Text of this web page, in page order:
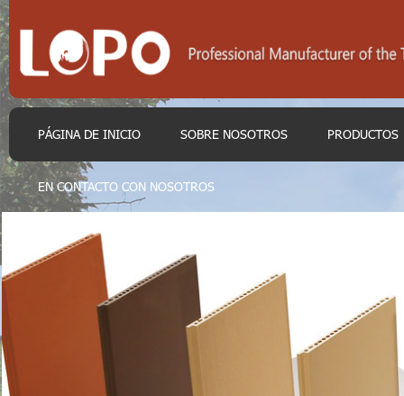
PÁGINA DE INICIO SOBRE NOSOTROS PRODUCTOS
EN CONTACTO CON NOSOTROS